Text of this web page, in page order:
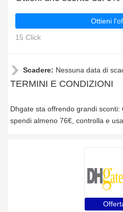
Ottieni
15 Click
Scadere: Nessuna data di
TERMINI E CONDIZIONI
Dhgate sta offrendo grandi
spendi almeno 76€, controlla e